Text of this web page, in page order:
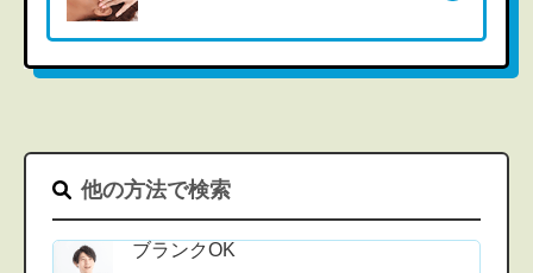
他の方法で検索
ブランクOK